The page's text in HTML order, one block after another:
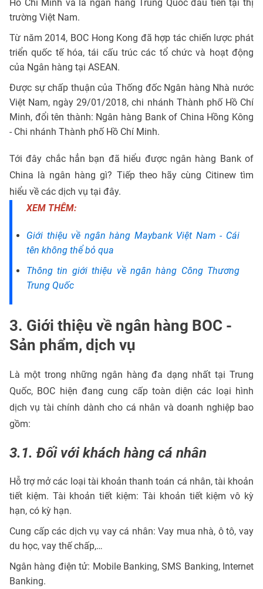
Hồ Chí Minh và là ngân hàng Trung Quốc đầu tiên tại thị
trường Việt Nam.
Từ năm 2014, BOC Hong Kong đã hợp tác chiến lược phát
triển quốc tế hóa, tái cấu trúc các tổ chức và hoạt động
của Ngân hàng tại ASEAN.
Được sự chấp thuận của Thống đốc Ngân hàng Nhà nước
Việt Nam, ngày 29/01/2018, chi nhánh Thành phố Hồ Chí
Minh, đổi tên thành: Ngân hàng Bank of China Hồng Kông
- Chi nhánh Thành phố Hồ Chí Minh.
Tới đây chắc hẳn bạn đã hiểu được ngân hàng Bank of
China là ngân hàng gì? Tiếp theo hãy cùng Citinew tìm
hiểu về các dịch vụ tại đây.
XEM THÊM:
Giới thiệu về ngân hàng Maybank Việt Nam - Cái
tên không thể bỏ qua
Thông tin giới thiệu về ngân hàng Công Thương
Trung Quốc
3. Giới thiệu về ngân hàng BOC -
Sản phẩm, dịch vụ
Là một trong những ngân hàng đa dạng nhất tại Trung
Quốc, BOC hiện đang cung cấp toàn diện các loại hình
dịch vụ tài chính dành cho cá nhân và doanh nghiệp bao
gồm:
3.1. Đối với khách hàng cá nhân
Hỗ trợ mở các loại tài khoản thanh toán cá nhân, tài khoản
tiết kiệm. Tài khoản tiết kiệm: Tài khoản tiết kiệm vô kỳ
hạn, có kỳ hạn.
Cung cấp các dịch vụ vay cá nhân: Vay mua nhà, ô tô, vay
du học, vay thế chấp,…
Ngân hàng điện tử: Mobile Banking, SMS Banking, Internet
Banking.